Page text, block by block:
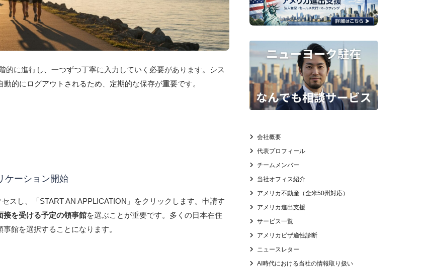
的に進行し、一つずつ丁寧に入力していく必要があります。シス
的にログアウトされるため、定期的な保存が重要です。
ケーション開始
セスし、「START AN APPLICATION」をクリックします。申請す
接を受ける予定の領事館を選ぶことが重要です。多くの日本在住
館を選択することになります。
会社概要
代表プロフィール
チームメンバー
当社オフィス紹介
アメリカ不動産（全米50州対応）
アメリカ進出支援
サービス一覧
アメリカビザ適性診断
ニュースレター
AI時代における当社の情報取り扱い